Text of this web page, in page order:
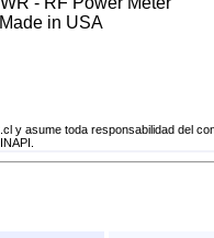
in USA
y asume toda responsabilidad del